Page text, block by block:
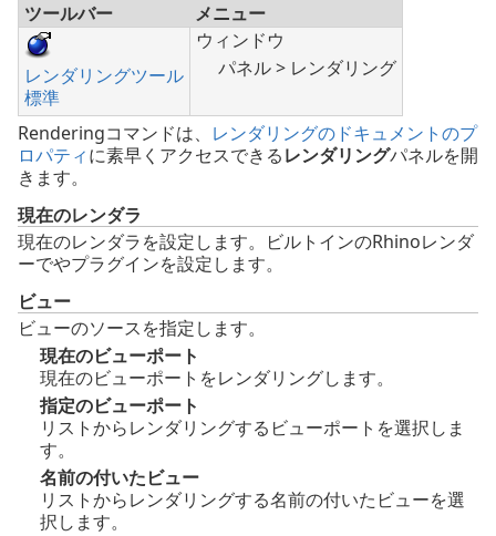
ツールバー メニュー
レンダリングツール
標準
ウィンドウ
パネル > レンダリング
Renderingコマンドは、 レンダリングのドキュメントのプ
ロパティに素早くアクセスできるレンダリングパネルを開
きます。
現在のレンダラ
現在のレンダラを設定します。ビルトインのRhinoレンダ
ーでやプラグインを設定します。
ビュー
ビューのソースを指定します。
現在のビューポート
現在のビューポートをレンダリングします。
指定のビューポート
リストからレンダリングするビューポートを選択しま
す。
名前の付いたビュー
リストからレンダリングする名前の付いたビューを選
択します。